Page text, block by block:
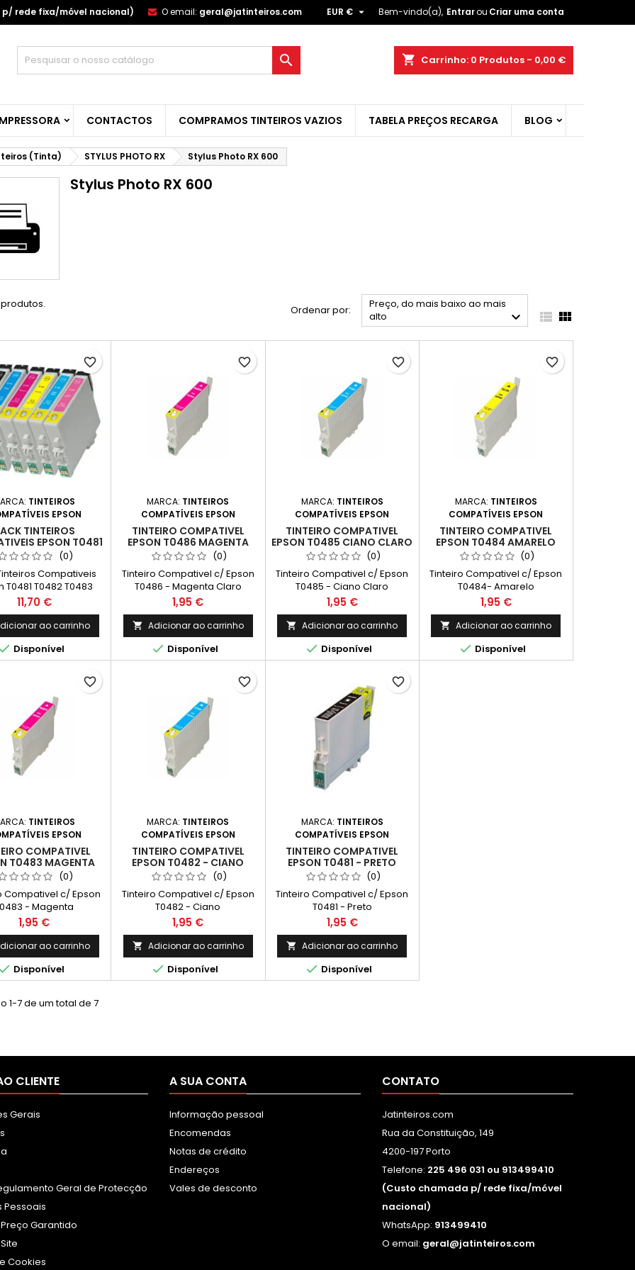
p/ rede fixa/móvel nacional) O email: geral@jatinteiros.com Bem-vindo(a), Entrarou Criar uma conta
EUR € 
shopping_cart Carrinho: 0 Produtos - 0,00 €

CONTACTOS COMPRAMOS TINTEIROS VAZIOS TABELA PREÇOS RECARGA BLOG
(Tinta) STYLUS PHOTO RX Stylus Photo RX 600
Stylus Photo RX 600
produtos. Ordenar por:
Preço, do mais baixo ao mais
alto
  
TINTEIROS
EPSON
TINTEIROS
EPSON T0481
T0483 T0484 T0485
T0486
(0)
Compativeis
T0481 T0482 T0483
T0485 T0486
Preço
11,70 €
ao carrinho
 Disponível
favorite_border
MARCA: TINTEIROS
COMPATÍVEIS EPSON
TINTEIRO COMPATIVEL
EPSON T0486 MAGENTA
CLARO (0)
Tinteiro Compativel c/ Epson
T0486 - Magenta Claro
Preço
1,95 €
 Adicionar ao carrinho
 Disponível
favorite_border
MARCA: TINTEIROS
COMPATÍVEIS EPSON
TINTEIRO COMPATIVEL
EPSON T0485 CIANO CLARO
(0)
Tinteiro Compativel c/ Epson
T0485 - Ciano Claro
Preço
1,95 €
 Adicionar ao carrinho
 Disponível
favorite_border
MARCA: TINTEIROS
COMPATÍVEIS EPSON
TINTEIRO COMPATIVEL
EPSON T0484 AMARELO
(0)
Tinteiro Compativel c/ Epson
T0484- Amarelo
Preço
1,95 €
 Adicionar ao carrinho
 Disponível
favorite_border
TINTEIROS
EPSON
COMPATIVEL
T0483 MAGENTA
(0)
Compativel c/ Epson
- Magenta
Preço
1,95 €
ao carrinho
 Disponível
favorite_border
MARCA: TINTEIROS
COMPATÍVEIS EPSON
TINTEIRO COMPATIVEL
EPSON T0482 - CIANO
(0)
Tinteiro Compativel c/ Epson
T0482 - Ciano
Preço
1,95 €
 Adicionar ao carrinho
 Disponível
favorite_border
MARCA: TINTEIROS
COMPATÍVEIS EPSON
TINTEIRO COMPATIVEL
EPSON T0481 - PRETO
(0)
Tinteiro Compativel c/ Epson
T0481 - Preto
Preço
1,95 €
 Adicionar ao carrinho
 Disponível
favorite_border
1-7 de um total de 7
CLIENTE
Gerais
Geral de Protecção
Pessoais
Garantido
Cookies
A SUA CONTA
Informação pessoal
Encomendas
Notas de crédito
Endereços
Vales de desconto
CONTATO
Jatinteiros.com
Rua da Constituição, 149
4200-197 Porto
Telefone: 225 496 031 ou 913499410
(Custo chamada p/ rede fixa/móvel
nacional)
WhatsApp: 913499410
O email: geral@jatinteiros.com
minhas listas de desejos
Create new list
((cancelText)) ((modalDeleteText))
wishlist
Cancelar Create wishlist
need to be logged in to save products in your wishlist.
Cancelar Entrar